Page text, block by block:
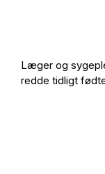
Læger og
redde tidligt